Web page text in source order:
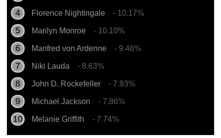
Florence Nightingale - 10.17%
Marilyn Monroe - 10.10%
Manfred von Ardenne - 9.46%
Niki Lauda - 8.63%
John D. Rockefeller - 7.93%
Michael Jackson - 7.86%
Melanie Griffith - 7.74%